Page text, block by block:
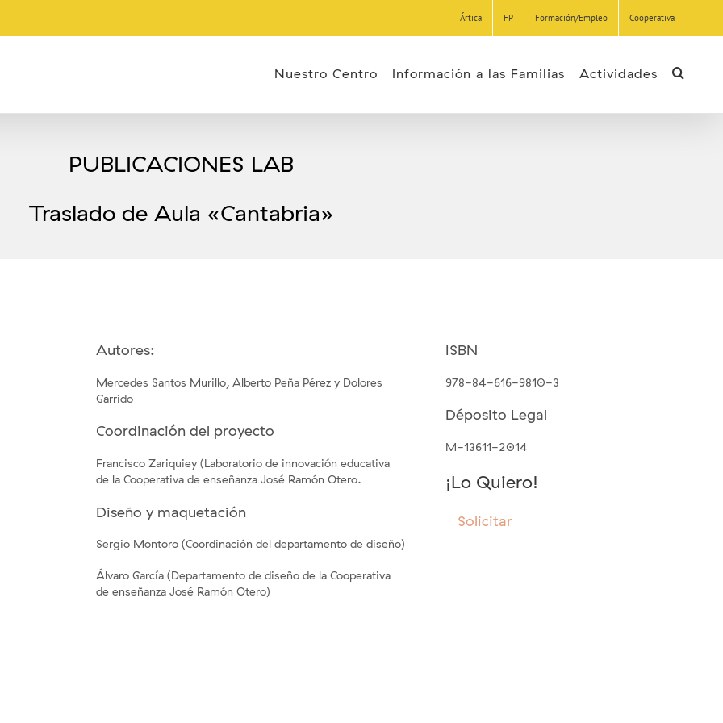
Ártica FP Formación/Empleo Cooperativa
Nuestro Centro Información a las Familias Actividades
PUBLICACIONES LAB
Traslado de Aula «Cantabria»
Autores:
Mercedes Santos Murillo, Alberto Peña Pérez y Dolores
Garrido
Coordinación del proyecto
Francisco Zariquiey (Laboratorio de innovación educativa
de la Cooperativa de enseñanza José Ramón Otero.
Diseño y maquetación
Sergio Montoro (Coordinación del departamento de diseño)
Álvaro García (Departamento de diseño de la Cooperativa
de enseñanza José Ramón Otero)
ISBN
978-84-616-9810-3
Déposito Legal
M-13611-2014
¡Lo Quiero!
Solicitar